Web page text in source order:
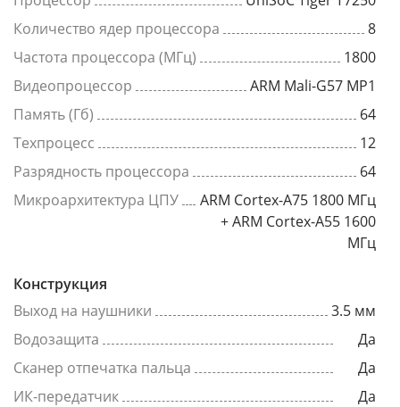
Количество ядер процессора
8
Частота процессора (МГц)
1800
Видеопроцессор
ARM Mali-G57 MP1
Память (Гб)
64
Техпроцесс
12
Разрядность процессора
64
Микроархитектура ЦПУ
ARM Cortex-A75 1800 МГц
+ ARM Cortex-A55 1600
МГц
Конструкция
Выход на наушники
3.5 мм
Водозащита
Да
Сканер отпечатка пальца
Да
ИК-передатчик
Да